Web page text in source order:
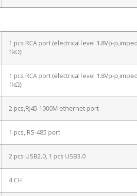
1 pcs RCA port (electrical level 1.8Vp-
1kΩ)
1 pcs RCA port (electrical level 1.8Vp-
1kΩ)
2 pcs,RJ45 1000M ethernet port
1 pcs, RS-485 port
2 pcs USB2.0, 1 pcs USB3.0
4 CH